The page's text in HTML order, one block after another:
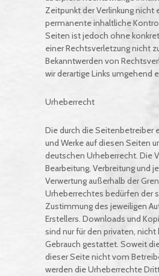
Zeitpunkt der Verlinkung nicht
permanente inhaltliche
Seiten ist jedoch ohne
einer Rechtsverletzung nicht
Bekanntwerden von
wir derartige Links umgehend
Urheberrecht
Die durch die Seitenbetreiber
und Werke auf diesen Seiten
deutschen Urheberrecht. Die
Bearbeitung, Verbreitung und
Verwertung außerhalb der
Urheberrechtes bedürfen der
Zustimmung des jeweiligen
Erstellers. Downloads und
sind nur für den privaten,
Gebrauch gestattet. Soweit
dieser Seite nicht vom
werden die Urheberrechte